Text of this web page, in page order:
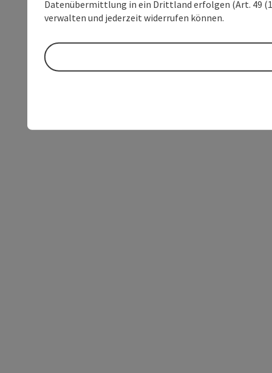
Datenübermittlung in ein Drittland erfolgen (Art. 49
verwalten und jederzeit widerrufen können.